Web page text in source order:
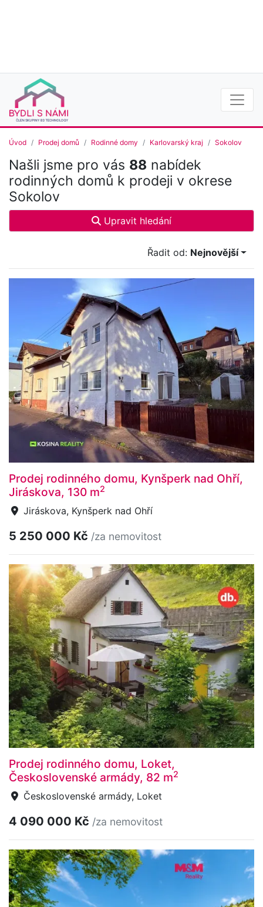
Úvod Prodej domů Rodinné domy Karlovarský kraj Sokolov
Našli jsme pro vás 88 nabídek
rodinných domů k prodeji v okrese
Sokolov
Upravit hledání
Řadit od: Nejnovější
Prodej rodinného domu, Kynšperk nad Ohří,
Jiráskova, 130 m2
Jiráskova, Kynšperk nad Ohří
5 250 000 Kč /za nemovitost
Prodej rodinného domu, Loket,
Československé armády, 82 m2
Československé armády, Loket
4 090 000 Kč /za nemovitost